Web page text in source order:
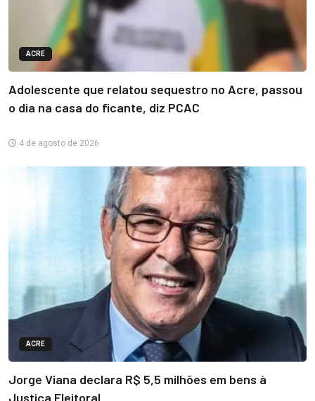
ACRE
Adolescente que relatou sequestro no Acre, passou
o dia na casa do ficante, diz PCAC
4 de agosto de 2026
ACRE
Jorge Viana declara R$ 5,5 milhões em bens à
Justiça Eleitoral